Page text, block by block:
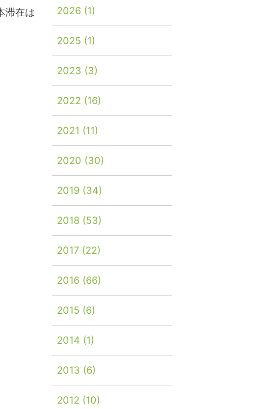
滞在は
2026 (1)
2025 (1)
2023 (3)
2022 (16)
2021 (11)
2020 (30)
2019 (34)
2018 (53)
2017 (22)
2016 (66)
2015 (6)
2014 (1)
2013 (6)
2012 (10)